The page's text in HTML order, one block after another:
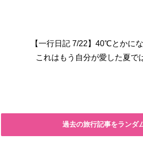
【一行日記 7/22】40℃とかに
これはもう自分が愛した夏で
過去の旅行記事をランダ